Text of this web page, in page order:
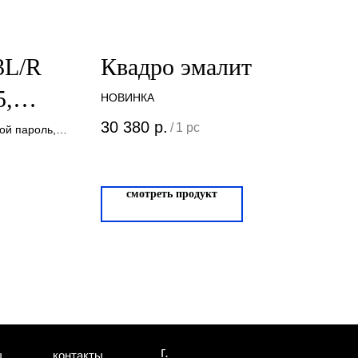
R
пароль,
Квадро эмалит
НОВИНКА
30 380 р. / 1 pc
смотреть продукт
г.